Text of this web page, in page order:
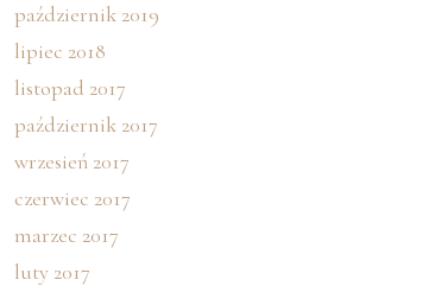
październik 2019
lipiec 2018
listopad 2017
październik 2017
wrzesień 2017
czerwiec 2017
marzec 2017
luty 2017